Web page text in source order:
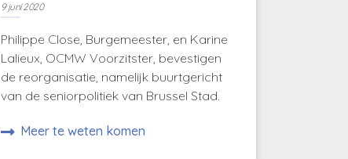
9 juni 2020
Philippe Close, Burgemeester, en Karine
Lalieux, OCMW Voorzitster, bevestigen
de reorganisatie, namelijk buurtgericht
van de seniorpolitiek van Brussel Stad.
Meer te weten komen